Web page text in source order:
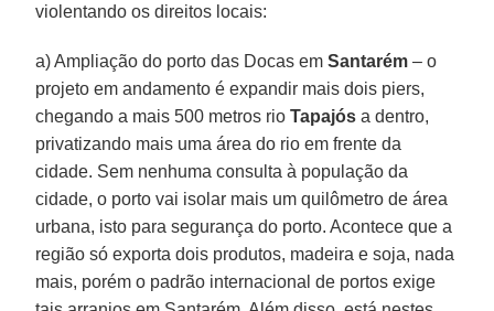
violentando os direitos locais:
a) Ampliação do porto das Docas emSantarém – o
projeto em andamento é expandir mais dois piers,
chegando a mais 500 metros rioTapajós a dentro,
privatizando mais uma área do rio em frente da
cidade. Sem nenhuma consulta à população da
cidade, o porto vai isolar mais um quilômetro de área
urbana, isto para segurança do porto. Acontece que a
região só exporta dois produtos, madeira e soja, nada
mais, porém o padrão internacional de portos exige